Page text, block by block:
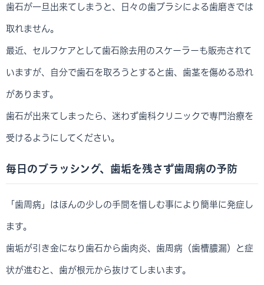
歯石が一旦出来てしまうと、日々の歯ブラシによる歯磨きでは
取れません。
最近、セルフケアとして歯石除去用のスケーラーも販売されて
いますが、自分で歯石を取ろうとすると歯、歯茎を傷める恐れ
があります。
歯石が出来てしまったら、迷わず歯科クリニックで専門治療を
受けるようにしてください。
毎日のブラッシング、歯垢を残さず歯周病の予防
「歯周病」はほんの少しの手間を惜しむ事により簡単に発症し
ます。
歯垢が引き金になり歯石から歯肉炎、歯周病（歯槽膿漏）と症
状が進むと、歯が根元から抜けてしまいます。